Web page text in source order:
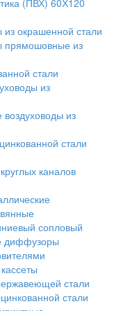
(ПВХ) 60Х120
из окрашенной стали
прямошовные из
стали
из
из
стали
каналов
сопловый
диффузоры
стали
стали